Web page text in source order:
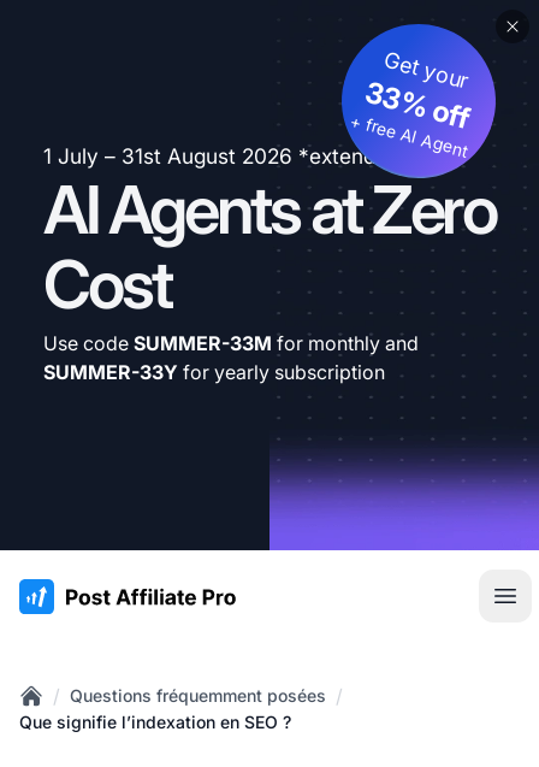
1 July – 31st August 2026 *extended
AI Agents at Zero
Cost
Get your
33% off
+ free AI Agent
Use code SUMMER-33M for monthly and
SUMMER-33Y for yearly subscription
:site.title
Home
/ Questions fréquemment posées /
Que signifie l’indexation en SEO ?